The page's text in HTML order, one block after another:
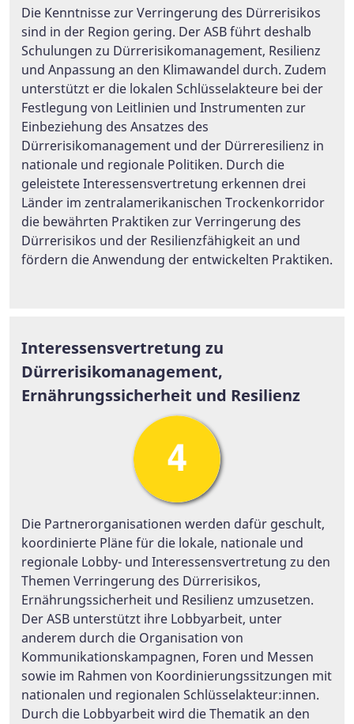
Die Kenntnisse zur Verringerung des Dürrerisikos
sind in der Region gering. Der ASB führt deshalb
Schulungen zu Dürrerisikomanagement, Resilienz
und Anpassung an den Klimawandel durch. Zudem
unterstützt er die lokalen Schlüsselakteure bei der
Festlegung von Leitlinien und Instrumenten zur
Einbeziehung des Ansatzes des
Dürrerisikomanagement und der Dürreresilienz in
nationale und regionale Politiken. Durch die
geleistete Interessensvertretung erkennen drei
Länder im zentralamerikanischen Trockenkorridor
die bewährten Praktiken zur Verringerung des
Dürrerisikos und der Resilienzfähigkeit an und
fördern die Anwendung der entwickelten Praktiken.
Interessensvertretung zu
Dürrerisikomanagement,
Ernährungssicherheit und Resilienz
Die Partnerorganisationen werden dafür geschult,
koordinierte Pläne für die lokale, nationale und
regionale Lobby- und Interessensvertretung zu den
Themen Verringerung des Dürrerisikos,
Ernährungssicherheit und Resilienz umzusetzen.
Der ASB unterstützt ihre Lobbyarbeit, unter
anderem durch die Organisation von
Kommunikationskampagnen, Foren und Messen
sowie im Rahmen von Koordinierungssitzungen mit
nationalen und regionalen Schlüsselakteur:innen.
Durch die Lobbyarbeit wird die Thematik an den